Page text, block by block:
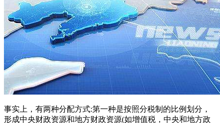
事实上，有两种分配方式:第一种是按照分税制的比例划分，
形成中央财政资源和地方财政资源(如增值税，中央和地方政